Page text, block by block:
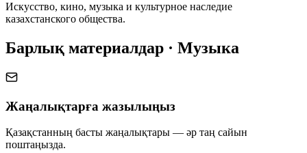
Искусство, кино, музыка и культурное наследие
казахстанского общества.
Барлық материалдар · Музыка
Жаңалықтарға жазылыңыз
Қазақстанның басты жаңалықтары — әр таң сайын
поштаңызда.